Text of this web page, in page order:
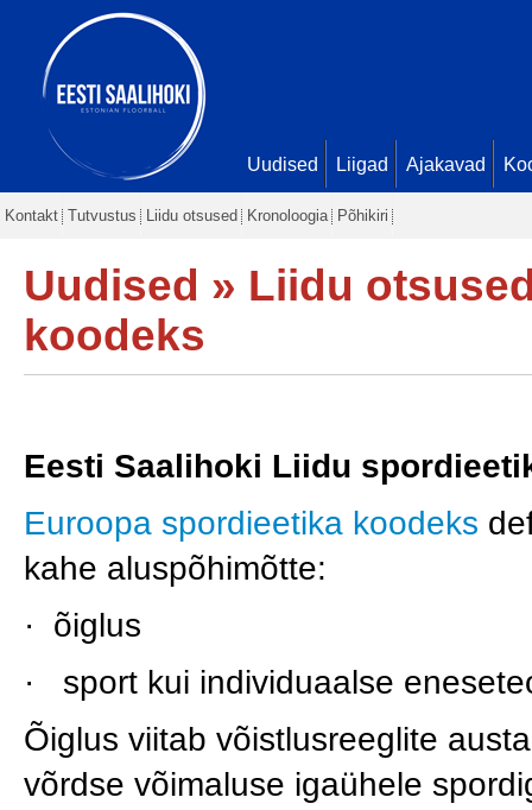
Uudised Liigad Ajakavad
Kontakt Tutvustus Liidu otsused Kronoloogia Põhikiri
Uudised » Liidu
koodeks
Eesti Saalihoki Liidu
Euroopa spordieetika koodeks
kahe aluspõhimõtte:
· õiglus
· sport kui individuaalse
Õiglus viitab võistlusreeglite
võrdse võimaluse igaühele